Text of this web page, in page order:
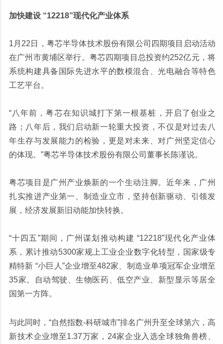
加快建设 “12218”现代化产业体系
1月22日，粤芯半导体技术股份有限公司四期项目启动活动
在广州市黄埔区举行。粤芯四期项目总投资约252亿元，将
系统构建具备国际先进水平的数模混合、光电融合等特色
工艺平台。
“八年前，粤芯在知识城打下第一根基桩，开启了创业之
路；八年后，我们启动新一轮重大投资，不仅是对过去八
年生存与发展能力的检验，更是对未来、对广州坚定信心
的体现。”粤芯半导体技术股份有限公司董事长陈谨说。
粤芯项目是广州产业焕新的一个生动注脚。近年来，广州
扎实推进产业第一、制造业立市，坚持创新驱动、引领发
展，经济发展新旧动能加快转换。
“十四五”期间，广州谋划推动构建 “12218”现代化产业体
系，累计推动5300家规上工业企业数字化转型，国家级专
精特新 “小巨人”企业增至482家、制造业单项冠军企业增至
35家。自动驾驶、生物医药、低空产业、新型显示等居全
国第一方阵。
与此同时，“自然指数-科研城市”排名广州升至全球第六，高
新技术企业增至1.37万家，24家企业入选全球独角兽榜、